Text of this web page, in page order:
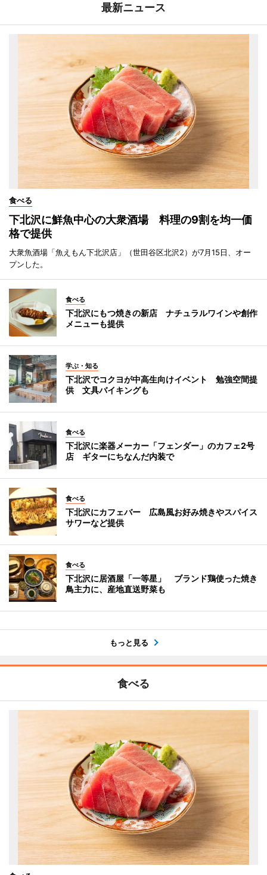
最新ニュース
食べる
下北沢に鮮魚中心の大衆酒場 料理の9割を均一価
格で提供
大衆魚酒場「魚えもん下北沢店」（世田谷区北沢2）が7月15日、オー
プンした。
食べる
下北沢にもつ焼きの新店 ナチュラルワインや創作
メニューも提供
学ぶ・知る
下北沢でコクヨが中高生向けイベント 勉強空間提
供 文具バイキングも
食べる
下北沢に楽器メーカー「フェンダー」のカフェ2号
店 ギターにちなんだ内装で
食べる
下北沢にカフェバー 広島風お好み焼きやスパイス
サワーなど提供
食べる
下北沢に居酒屋「一等星」 ブランド鶏使った焼き
鳥主力に、産地直送野菜も
もっと見る
食べる